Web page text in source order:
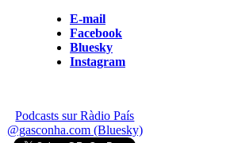
E-mail
Facebook
Bluesky
Instagram
Podcasts sur Ràdio País
@gasconha.com (Bluesky)